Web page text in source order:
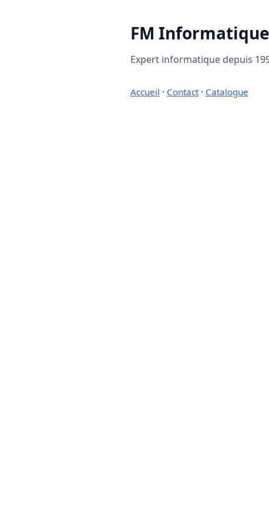
FM
Expert informatique depuis
Accueil · Contact· Catalogue